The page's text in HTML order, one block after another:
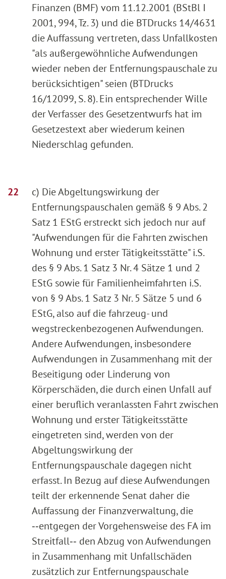
Finanzen (BMF) vom 11.12.2001 (BStBl I
2001, 994, Tz. 3) und die BTDrucks 14/4631
die Auffassung vertreten, dass Unfallkosten
"als außergewöhnliche Aufwendungen
wieder neben der Entfernungspauschale zu
berücksichtigen" seien (BTDrucks
16/12099, S. 8). Ein entsprechender Wille
der Verfasser des Gesetzentwurfs hat im
Gesetzestext aber wiederum keinen
Niederschlag gefunden.
c) Die Abgeltungswirkung der
Entfernungspauschalen gemäß § 9 Abs. 2
Satz 1 EStG erstreckt sich jedoch nur auf
"Aufwendungen für die Fahrten zwischen
Wohnung und erster Tätigkeitsstätte" i.S.
des § 9 Abs. 1 Satz 3 Nr. 4 Sätze 1 und 2
EStG sowie für Familienheimfahrten i.S.
von § 9 Abs. 1 Satz 3 Nr. 5 Sätze 5 und 6
EStG, also auf die fahrzeug- und
wegstreckenbezogenen Aufwendungen.
Andere Aufwendungen, insbesondere
Aufwendungen in Zusammenhang mit der
Beseitigung oder Linderung von
Körperschäden, die durch einen Unfall auf
einer beruflich veranlassten Fahrt zwischen
Wohnung und erster Tätigkeitsstätte
eingetreten sind, werden von der
Abgeltungswirkung der
Entfernungspauschale dagegen nicht
erfasst. In Bezug auf diese Aufwendungen
teilt der erkennende Senat daher die
Auffassung der Finanzverwaltung, die
‑‑entgegen der Vorgehensweise des FA im
Streitfall‑‑ den Abzug von Aufwendungen
in Zusammenhang mit Unfallschäden
zusätzlich zur Entfernungspauschale